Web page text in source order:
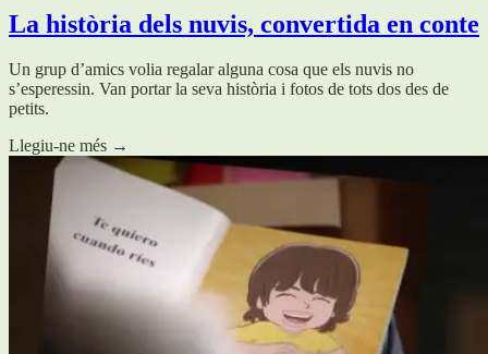
La història dels nuvis, convertida en conte
Un grup d’amics volia regalar alguna cosa que els nuvis no
s’esperessin. Van portar la seva història i fotos de tots dos des de
petits.
Llegiu-ne més →